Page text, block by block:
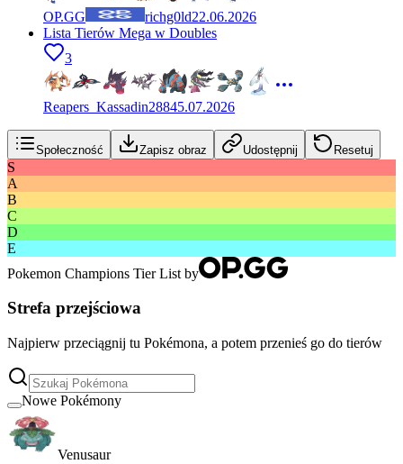
OP.GG richg0ld22.06.2026
Lista Tierów Mega w Doubles
3
Reapers_Kassadin28845.07.2026
Społeczność Zapisz obraz Udostępnij Resetuj
S
A
B
C
D
E
Pokemon Champions Tier List by
Strefa przejściowa
Najpierw przeciągnij tu Pokémona, a potem przenieś go do tierów
Nowe Pokémony
Venusaur